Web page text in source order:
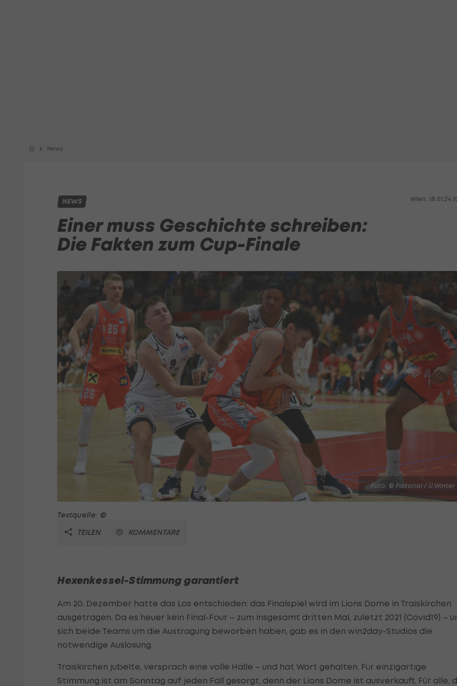
News
Wien, 18.01.24
NEWS
Einer muss Geschichte schreiben:
Die Fakten zum Cup-Finale
Foto: © Pictorial / U.Winter
Textquelle: ©
TEILEN
KOMMENTARE
Hexenkessel-Stimmung garantiert
Am 20. Dezember hatte das Los entschieden: das Finalspiel wird im Lions Dome in Traiskirchen
ausgetragen. Da es heuer kein Final-Four – zum insgesamt dritten Mal, zuletzt 2021 (Covid19) –
sich beide Teams um die Austragung beworben haben, gab es in den win2day-Studios die
notwendige Auslosung.
Traiskirchen jubelte, versprach eine volle Halle – und hat Wort gehalten. Für einzigartige
Stimmung ist am Sonntag auf jeden Fall gesorgt, denn der Lions Dome ist ausverkauft. Für alle,